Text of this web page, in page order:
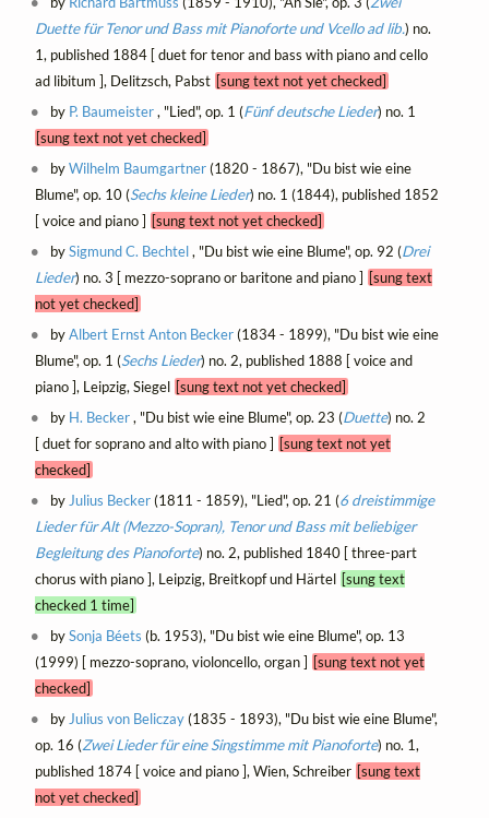
Duette für Tenor und Bass mit Pianoforte und Vcello ad lib.) no.
1, published 1884 [ duet for tenor and bass with piano and cello
ad libitum ], Delitzsch, Pabst [sung text not yet checked]
by P. Baumeister, "Lied", op. 1 (Fünf deutsche Lieder) no. 1
[sung text not yet checked]
byWilhelm Baumgartner(1820 - 1867), "Du bist wie eine
Blume", op. 10 (Sechs kleine Lieder) no. 1 (1844), published 1852
[ voice and piano ] [sung text not yet checked]
bySigmund C. Bechtel, "Du bist wie eine Blume", op. 92 (Drei
Lieder) no. 3 [ mezzo-soprano or baritone and piano ] [sung text
not yet checked]
byAlbert Ernst Anton Becker(1834 - 1899), "Du bist wie eine
Blume", op. 1 (Sechs Lieder) no. 2, published 1888 [ voice and
piano ], Leipzig, Siegel [sung text not yet checked]
by H. Becker, "Du bist wie eine Blume", op. 23 (Duette) no. 2
[ duet for soprano and alto with piano ] [sung text not yet
checked]
byJulius Becker(1811 - 1859), "Lied", op. 21 (6 dreistimmige
Lieder für Alt (Mezzo-Sopran), Tenor und Bass mit beliebiger
Begleitung des Pianoforte) no. 2, published 1840 [ three-part
chorus with piano ], Leipzig, Breitkopf und Härtel [sung text
checked 1 time]
bySonja Béets (b. 1953), "Du bist wie eine Blume", op. 13
(1999) [ mezzo-soprano, violoncello, organ ] [sung text not yet
checked]
byJulius von Beliczay(1835 - 1893), "Du bist wie eine Blume",
op. 16 (Zwei Lieder für eine Singstimme mit Pianoforte) no. 1,
published 1874 [ voice and piano ], Wien, Schreiber [sung text
not yet checked]